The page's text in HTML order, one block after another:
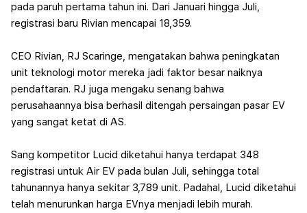
pada paruh pertama tahun ini. Dari Januari hingga Juli,
registrasi baru Rivian mencapai 18,359.
CEO Rivian, RJ Scaringe, mengatakan bahwa peningkatan
unit teknologi motor mereka jadi faktor besar naiknya
pendaftaran. RJ juga mengaku senang bahwa
perusahaannya bisa berhasil ditengah persaingan pasar EV
yang sangat ketat di AS.
Sang kompetitor Lucid diketahui hanya terdapat 348
registrasi untuk Air EV pada bulan Juli, sehingga total
tahunannya hanya sekitar 3,789 unit. Padahal, Lucid diketahui
telah menurunkan harga EVnya menjadi lebih murah.